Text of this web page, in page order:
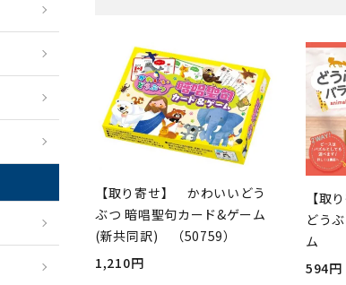
【取り寄せ】 かわいいどう
ぶつ 暗唱聖句カード&ゲーム
(新共同訳) （50759）
1,210円
【取
どう
ム
594円